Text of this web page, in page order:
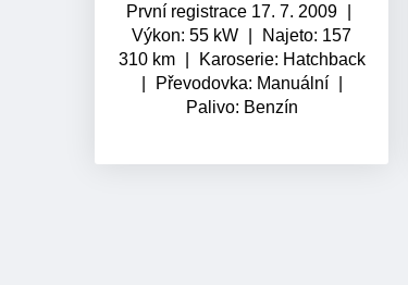
První registrace 17. 7. 2009
Výkon: 55 kW
Najeto: 157
310 km
Karoserie: Hatchback
Převodovka: Manuální
Palivo: Benzín